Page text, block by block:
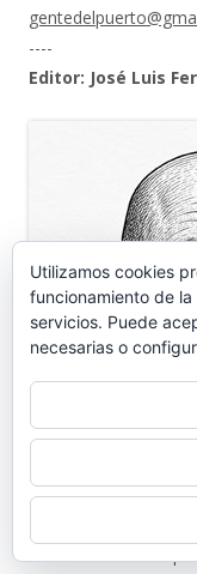
----
Editor: José Luis
Portuense de
Utilizamos cookies
funcionamiento de
servicios. Puede
necesarias o